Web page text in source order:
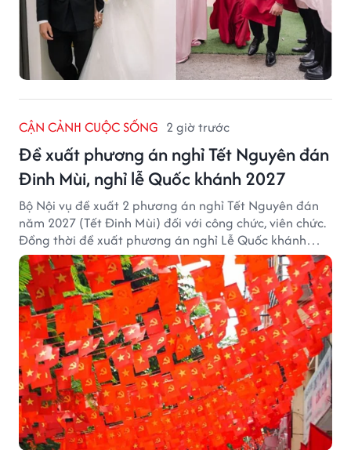
CẬN CẢNH CUỘC SỐNG 2 giờ trước
Đề xuất phương án nghỉ Tết Nguyên đán
Đinh Mùi, nghỉ lễ Quốc khánh 2027
Bộ Nội vụ đề xuất 2 phương án nghỉ Tết Nguyên đán
năm 2027 (Tết Đinh Mùi) đối với công chức, viên chức.
Đồng thời đề xuất phương án nghỉ Lễ Quốc khánh
năm 2027 với 4 ngày nghỉ liên tục.